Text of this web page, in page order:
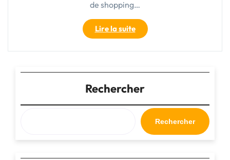
de shopping…
Lire la suite"La
Boutique
Élégante
Un
Paradis
du
Shopping
pour
les
Rechercher
Rechercher